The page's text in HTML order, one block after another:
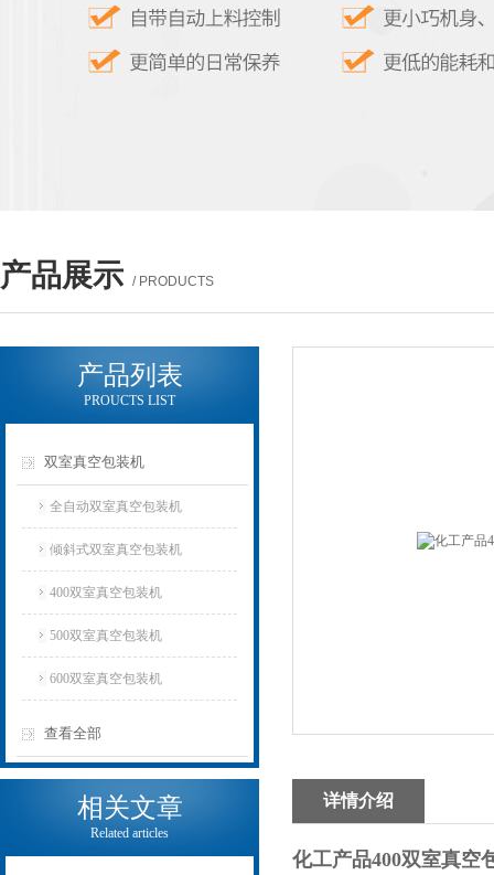
产品展示 / PRODUCTS
产品列表
PROUCTS LIST
双室真空包装机
全自动双室真空包装机
倾斜式双室真空包装机
400双室真空包装机
500双室真空包装机
600双室真空包装机
查看全部
相关文章
Related articles
详情介绍
化工产品400双室真空